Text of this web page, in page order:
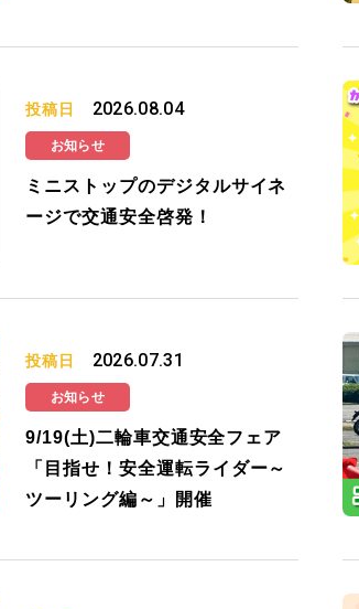
投稿日 2026.08.04
お知らせ
ミニストップのデジタルサイネ
ージで交通安全啓発！
投稿日 2026.07.31
お知らせ
9/19(土)二輪車交通安全フェア
「目指せ！安全運転ライダー～
ツーリング編～」開催